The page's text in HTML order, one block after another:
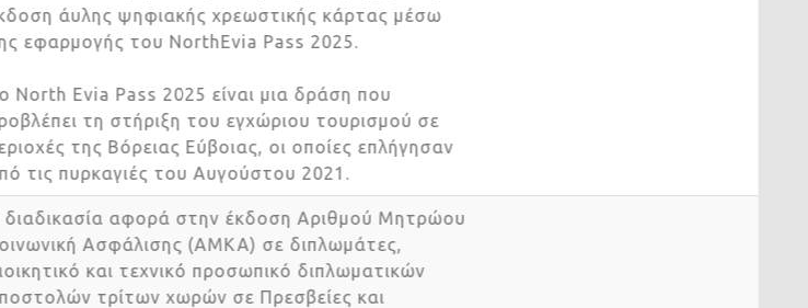
έκδοση άυλης ψηφιακής χρεωστικής κάρτας μέσω
της εφαρμογής του NorthEvia Pass 2025.
Το North Evia Pass 2025 είναι μια δράση που
προβλέπει τη στήριξη του εγχώριου τουρισμού σε
περιοχές της Βόρειας Εύβοιας, οι οποίες επλήγησαν
από τις πυρκαγιές του Αυγούστου 2021.
Η διαδικασία αφορά στην έκδοση Αριθμού Μητρώου
Κοινωνική Ασφάλισης (ΑΜΚΑ) σε διπλωμάτες,
διοικητικό και τεχνικό προσωπικό διπλωματικών
αποστολών τρίτων χωρών σε Πρεσβείες και